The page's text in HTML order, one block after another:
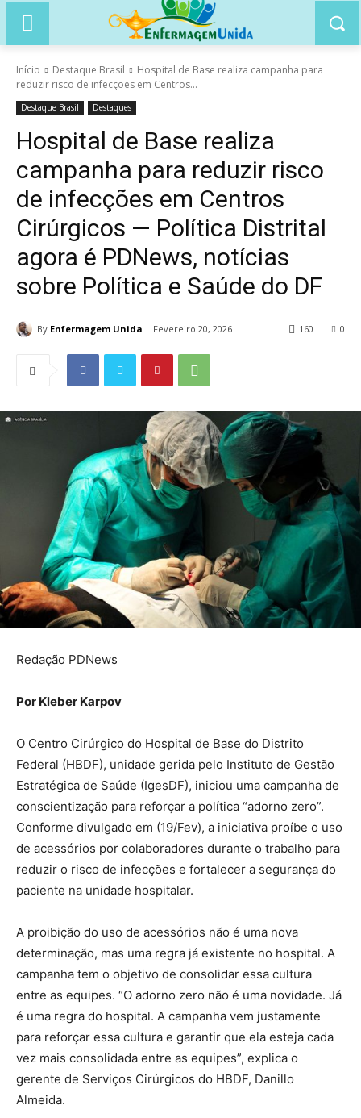
Início Destaque Brasil
Hospital de Base realiza campanha para
reduzir risco de infecções em Centros...
Destaque Brasil Destaques
Hospital de Base realiza
campanha para reduzir risco
de infecções em Centros
Cirúrgicos — Política Distrital
agora é PDNews, notícias
sobre Política e Saúde do DF
By Enfermagem Unida Fevereiro 20, 2026 0
160
Redação PDNews
Por Kleber Karpov
O Centro Cirúrgico do Hospital de Base do Distrito
Federal (HBDF), unidade gerida pelo Instituto de Gestão
Estratégica de Saúde (IgesDF), iniciou uma campanha de
conscientização para reforçar a política “adorno zero”.
Conforme divulgado em (19/Fev), a iniciativa proíbe o uso
de acessórios por colaboradores durante o trabalho para
reduzir o risco de infecções e fortalecer a segurança do
paciente na unidade hospitalar.
A proibição do uso de acessórios não é uma nova
determinação, mas uma regra já existente no hospital. A
campanha tem o objetivo de consolidar essa cultura
entre as equipes. “O adorno zero não é uma novidade. Já
é uma regra do hospital. A campanha vem justamente
para reforçar essa cultura e garantir que ela esteja cada
vez mais consolidada entre as equipes”, explica o
gerente de Serviços Cirúrgicos do HBDF, Danillo
Almeida.